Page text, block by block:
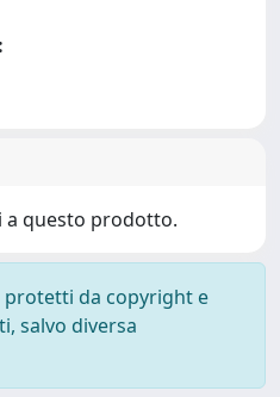
a questo prodotto.
protetti da copyright e
salvo diversa